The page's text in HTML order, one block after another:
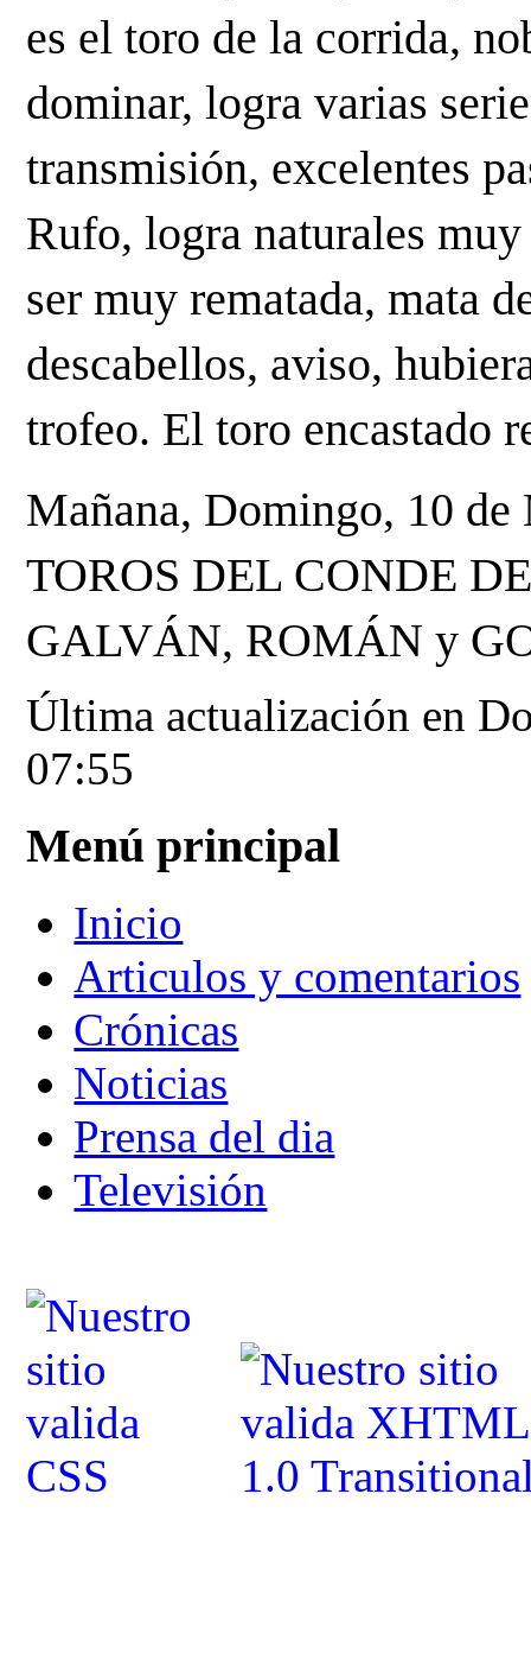
es el toro de la corrida,
dominar, logra varias
transmisión, excelentes
Rufo, logra naturales
ser muy rematada, mata
descabellos, aviso,
trofeo. El toro encastado
Mañana, Domingo, 10 de
TOROS DEL CONDE
GALVÁN, ROMÁN y
Última actualización en
07:55
Menú principal
Inicio
Articulos y comentarios
Crónicas
Noticias
Prensa del dia
Televisión